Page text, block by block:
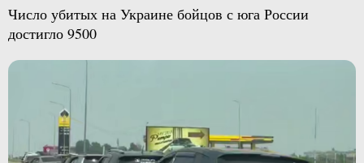
Число убитых на Украине бойцов с юга России
достигло 9500